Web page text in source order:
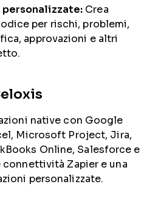
Crea
per rischi, problemi,
approvazioni e altri
native con Google
Microsoft Project, Jira,
Online, Salesforce e
connettività Zapier e una
personalizzate.